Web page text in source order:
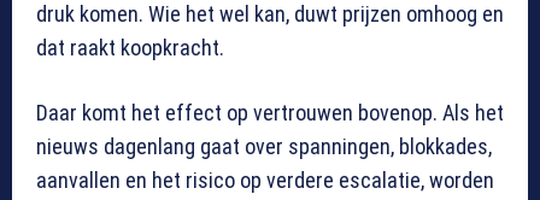
druk komen. Wie het wel kan, duwt prijzen omhoog en
dat raakt koopkracht.
Daar komt het effect op vertrouwen bovenop. Als het
nieuws dagenlang gaat over spanningen, blokkades,
aanvallen en het risico op verdere escalatie, worden